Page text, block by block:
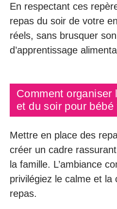
En respectant ces
repas du soir de votre
réels, sans brusquer
d’apprentissage
Comment organiser
et du soir pour bébé
Mettre en place des
créer un cadre
la famille. L’ambiance
privilégiez le calme et la
repas.